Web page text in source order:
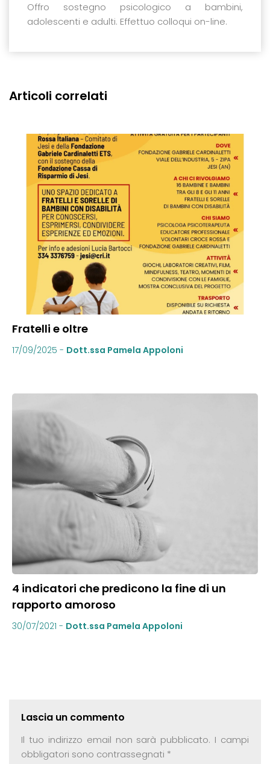
Offro sostegno psicologico a bambini,
adolescenti e adulti. Effettuo colloqui on-line.
Articoli correlati
Fratelli e oltre
17/09/2025 - Dott.ssa Pamela Appoloni
4 indicatori che predicono la fine di un
rapporto amoroso
30/07/2021 - Dott.ssa Pamela Appoloni
Lascia un commento
Il tuo indirizzo email non sarà pubblicato. I campi
obbligatori sono contrassegnati *